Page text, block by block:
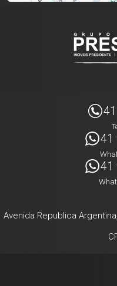
41
41
Avenida Republica